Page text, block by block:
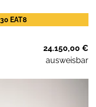
EAT8
24.150,00 €
ausweisbar